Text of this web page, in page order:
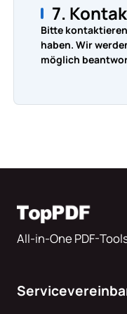
7.
Bitte
haben. Wir
möglich
All-in-One PDF-